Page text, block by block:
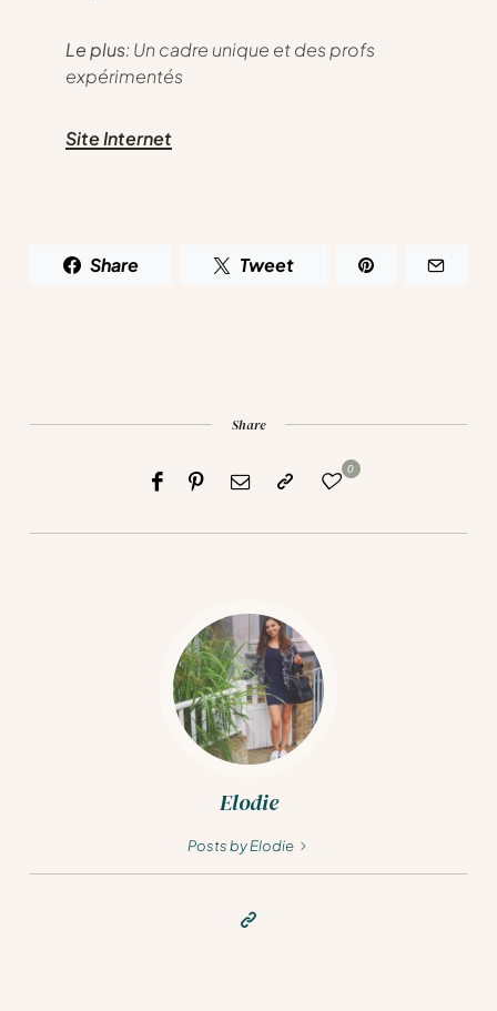
Le plus: Un cadre unique et des profs
expérimentés
Site Internet
Share Tweet
Share
0
Elodie
Posts by Elodie